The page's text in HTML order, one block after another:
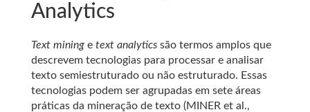
Analytics
Text mining e text analytics são termos amplos que
descrevem tecnologias para processar e analisar
texto semiestruturado ou não estruturado. Essas
tecnologias podem ser agrupadas em sete áreas
práticas da mineração de texto (MINER et al.,